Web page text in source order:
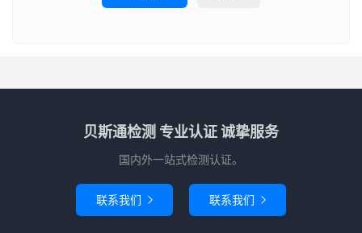
贝斯通检测 专业认证 诚挚服务
国内外一站式检测认证。
联系我们  联系我们 